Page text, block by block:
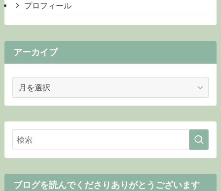
プロフィール
アーカイブ
カ
イ
ブ
ブログを読んでくださりありがとうございます